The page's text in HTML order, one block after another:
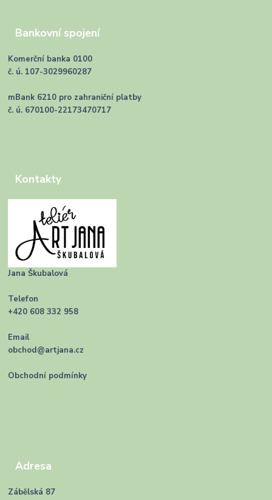
Bankovní spojení
Komerční banka 0100
č. ú. 107-3029960287
mBank 6210 pro zahraniční platby
č. ú. 670100-22173470717
Kontakty
Jana Škubalová
Telefon
+420 608 332 958
Email
obchod@artjana.cz
Obchodní podmínky
Adresa
Zábělská 87